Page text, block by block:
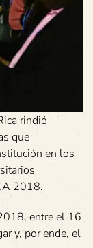
rindió
que
en los
2018.
entre el 16
y, por ende, el